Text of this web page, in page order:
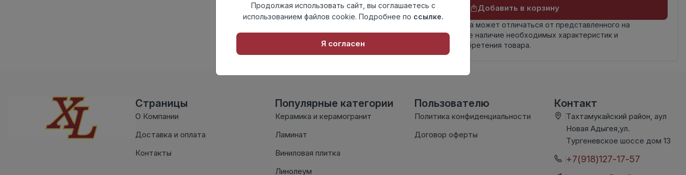
Добавить в корзину
Внимание! Внешний вид товара может отличаться от представленного на
настоящем сайте. Проверяйте наличие необходимых характеристик и
комплектации в момент приобретения товара.
Страницы
О Компании
Доставка и оплата
Контакты
Популярные категории
Керамика и керамогранит
Ламинат
Виниловая плитка
Линолеум
Пользователю
Политика конфиденциальности
Договор оферты
Контакт
Тахтамукайский район, аул
Новая Адыгея,ул.
Тургеневское шоссе дом 13
+7(918)127-17-57
Продолжая использовать сайт, вы соглашаетесь с
использованием файлов cookie. Подробнее по ссылке.
Я согласен